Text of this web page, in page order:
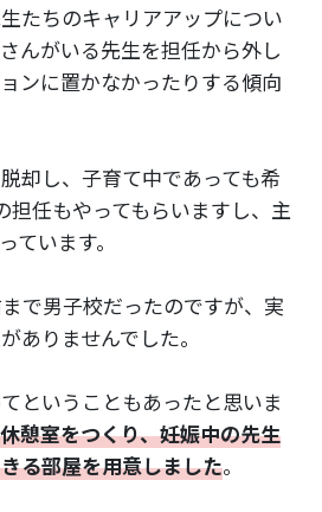
たちのキャリアアップについ
んがいる先生を担任から外し
ンに置かなかったりする傾向
却し、子育て中であっても希
担任もやってもらいますし、主
ています。
で男子校だったのですが、実
ありませんでした。
ということもあったと思いま
憩室をつくり、妊娠中の先生
る部屋を用意しました。